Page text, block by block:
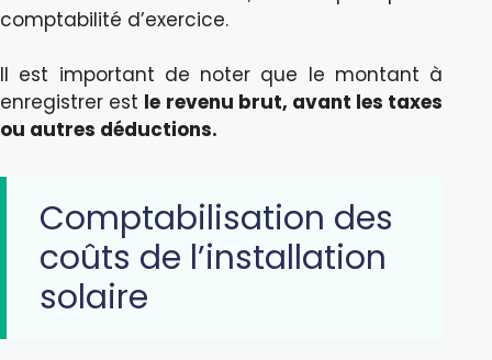
comptabilité d’exercice.
Il est important de noter que le montant à
enregistrer est le revenu brut, avant les taxes
ou autres déductions.
Comptabilisation des
coûts de l’installation
solaire